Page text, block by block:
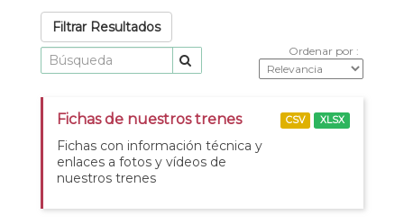
Filtrar Resultados
Ordenar por
Fichas de nuestros trenes
Fichas con información técnica y
enlaces a fotos y vídeos de
nuestros trenes
CSV XLSX